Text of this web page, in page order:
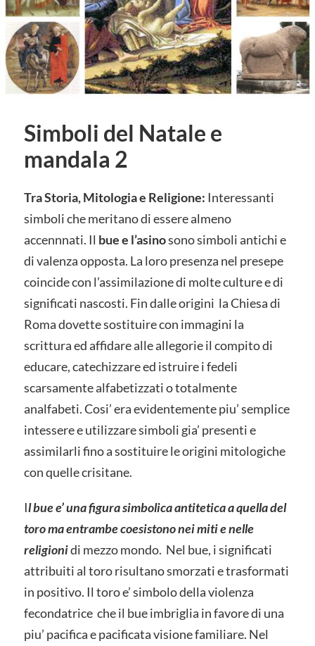
Simboli del Natale e
mandala 2
Tra Storia, Mitologia e Religione: Interessanti
simboli che meritano di essere almeno
accennnati. Il bue e l’asinosono simboli antichi e
di valenza opposta. La loro presenza nel presepe
coincide con l’assimilazione di molte culture e di
significati nascosti. Fin dalle origini la Chiesa di
Roma dovette sostituire con immagini la
scrittura ed affidare alle allegorie il compito di
educare, catechizzare ed istruire i fedeli
scarsamente alfabetizzati o totalmente
analfabeti. Cosi’ era evidentemente piu’ semplice
intessere e utilizzare simboli gia’ presenti e
assimilarli fino a sostituire le origini mitologiche
con quelle crisitane.
Il bue e’ una figura simbolica antitetica a quella del
toro ma entrambe coesistono nei miti e nelle
religionidi mezzo mondo. Nel bue, i significati
attribuiti al toro risultano smorzati e trasformati
in positivo. Il toro e’ simbolo della violenza
fecondatrice che il bue imbriglia in favore di una
piu’ pacifica e pacificata visione familiare. Nel